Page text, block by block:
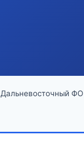
Дальневосточный ФО